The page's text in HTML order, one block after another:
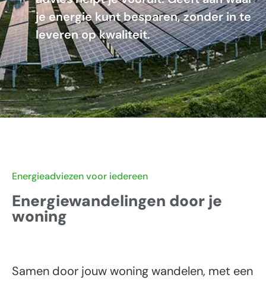
je energie kunt besparen, zonder in te
leveren op kwaliteit.
Energieadviezen voor iedereen
Energiewandelingen door je
woning
Samen door jouw woning wandelen, met een